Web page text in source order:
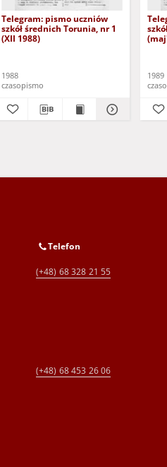
Telegram: pismo uczniów
szkół średnich Torunia, nr 1
(XII 1988)
1988
czasopismo
1989
Telefon
(+48) 68 328 21 55
(+48) 68 453 26 06